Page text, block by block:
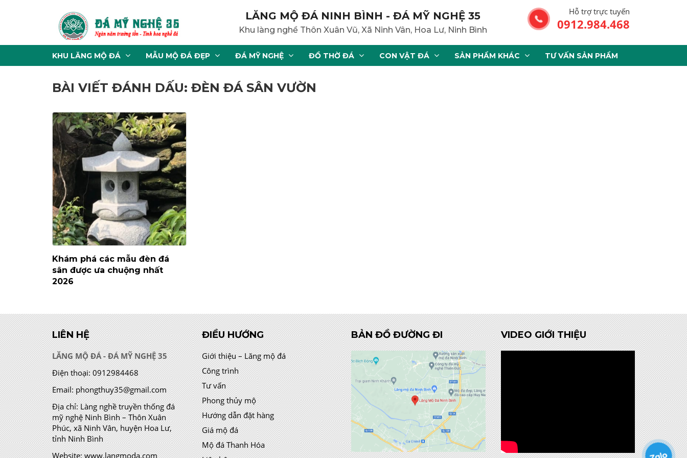
LĂNG MỘ ĐÁ NINH BÌNH - ĐÁ MỸ NGHỆ 35
Khu làng nghề Thôn Xuân Vũ, Xã Ninh Vân, Hoa Lư, Ninh Bình
Hỗ trợ trực tuyến
0912.984.468
KHU LĂNG MỘ ĐÁ MẪU MỘ ĐÁ ĐẸP ĐÁ MỸ NGHỆ ĐỒ THỜ ĐÁ CON VẬT ĐÁ SẢN PHẨM KHÁC TƯ VẤN SẢN PHẨM
BÀI VIẾT ĐÁNH DẤU: ĐÈN ĐÁ SÂN VƯỜN
Khám phá các mẫu đèn đá
sân được ưa chuộng nhất
2026
LIÊN HỆ
LĂNG MỘ ĐÁ - ĐÁ MỸ NGHỆ 35
Điện thoại: 0912984468
Email: phongthuy35@gmail.com
Địa chỉ:Làng nghề truyền thống đá
mỹ nghệ Ninh Bình – Thôn Xuân
Phúc, xã Ninh Vân, huyện Hoa Lư,
tỉnh Ninh Bình
Website: www.langmoda.com
ĐIỀU HƯỚNG
Giới thiệu – Lăng mộ đá
Công trình
Tư vấn
Phong thủy mộ
Hướng dẫn đặt hàng
Giá mộ đá
Mộ đá Thanh Hóa
BẢN ĐỒ ĐƯỜNG ĐI VIDEO GIỚI THIỆU